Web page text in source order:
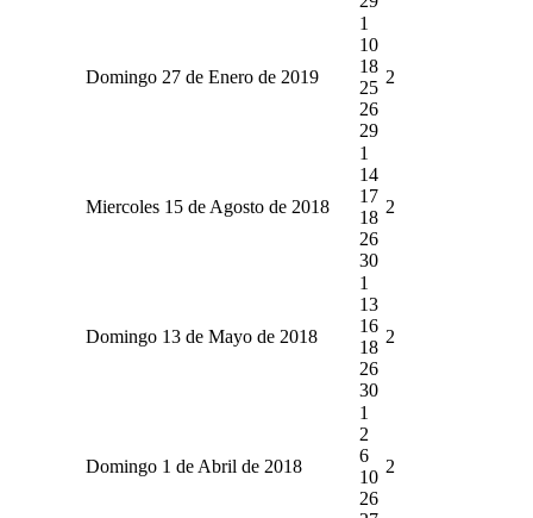
Domingo 27 de Enero de 2019
1
10
18
25
26
29
2
Miercoles 15 de Agosto de 2018
1
14
17
18
26
30
2
Domingo 13 de Mayo de 2018
1
13
16
18
26
30
2
Domingo 1 de Abril de 2018
1
2
6
10
26
2